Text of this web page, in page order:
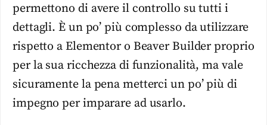
permettono di avere il controllo su tutti i
dettagli. È un po’ più complesso da utilizzare
rispetto a Elementor o Beaver Builder proprio
per la sua ricchezza di funzionalità, ma vale
sicuramente la pena metterci un po’ più di
impegno per imparare ad usarlo.